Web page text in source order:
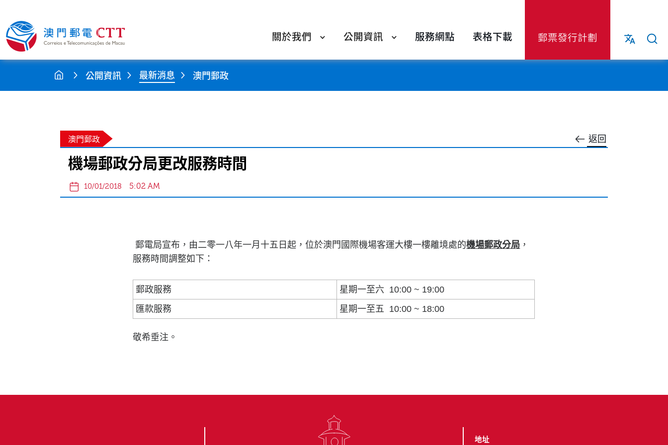
關於我們 公開資訊 服務網點 表格下載 郵票發行計劃
公開資訊 最新消息 澳門郵政
返回
澳門郵政
機場郵政分局更改服務時間
10/01/2018 5:02 AM
郵電局宣布，由二零一八年一月十五日起，位於澳門國際機場客運大樓一樓離境處的機場郵政分局 ，
服務時間調整如下：
郵政服務
星期一至六 10:00 ~ 19:00
匯款服務
星期一至五 10:00 ~ 18:00
敬希垂注。
地址